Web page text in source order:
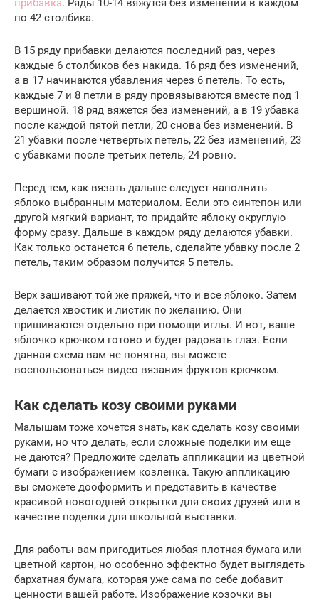
прибавка. Ряды 10-14 вяжутся без изменений в каждом
по 42 столбика.
В 15 ряду прибавки делаются последний раз, через
каждые 6 столбиков без накида. 16 ряд без изменений,
а в 17 начинаются убавления через 6 петель. То есть,
каждые 7 и 8 петли в ряду провязываются вместе под 1
вершиной. 18 ряд вяжется без изменений, а в 19 убавка
после каждой пятой петли, 20 снова без изменений. В
21 убавки после четвертых петель, 22 без изменений, 23
с убавками после третьих петель, 24 ровно.
Перед тем, как вязать дальше следует наполнить
яблоко выбранным материалом. Если это синтепон или
другой мягкий вариант, то придайте яблоку округлую
форму сразу. Дальше в каждом ряду делаются убавки.
Как только останется 6 петель, сделайте убавку после 2
петель, таким образом получится 5 петель.
Верх зашивают той же пряжей, что и все яблоко. Затем
делается хвостик и листик по желанию. Они
пришиваются отдельно при помощи иглы. И вот, ваше
яблочко крючком готово и будет радовать глаз. Если
данная схема вам не понятна, вы можете
воспользоваться видео вязания фруктов крючком.
Как сделать козу своими руками
Малышам тоже хочется знать, как сделать козу своими
руками, но что делать, если сложные поделки им еще
не даются? Предложите сделать аппликации из цветной
бумаги с изображением козленка. Такую аппликацию
вы сможете дооформить и представить в качестве
красивой новогодней открытки для своих друзей или в
качестве поделки для школьной выставки.
Для работы вам пригодиться любая плотная бумага или
цветной картон, но особенно эффектно будет выглядеть
бархатная бумага, которая уже сама по себе добавит
ценности вашей работе. Изображение козочки вы